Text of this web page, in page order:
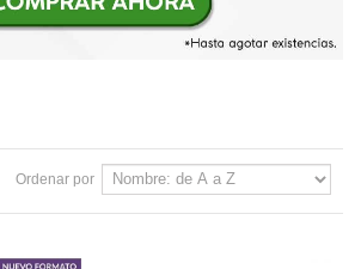
Ordenar por